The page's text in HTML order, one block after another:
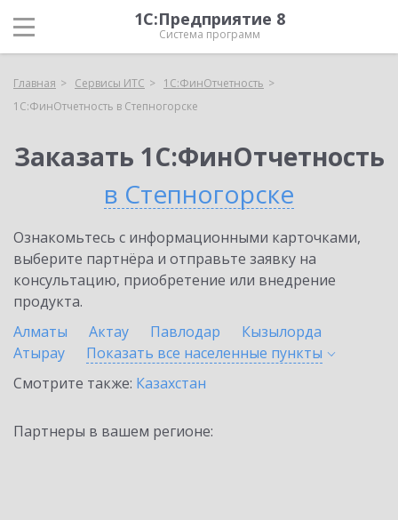
1С:Предприятие 8
Система программ
Главная Сервисы ИТС
1С:ФинОтчетность
1С:ФинОтчетность в Степногорске
Заказать 1С:ФинОтчетность
в Степногорске
Ознакомьтесь с информационными карточками,
выберите партнёра и отправьте заявку на
консультацию, приобретение или внедрение
продукта.
Алматы
Актау Павлодар
Кызылорда
Атырау
Показать все населенные пункты
Смотрите также: Казахстан
Партнеры в вашем регионе: